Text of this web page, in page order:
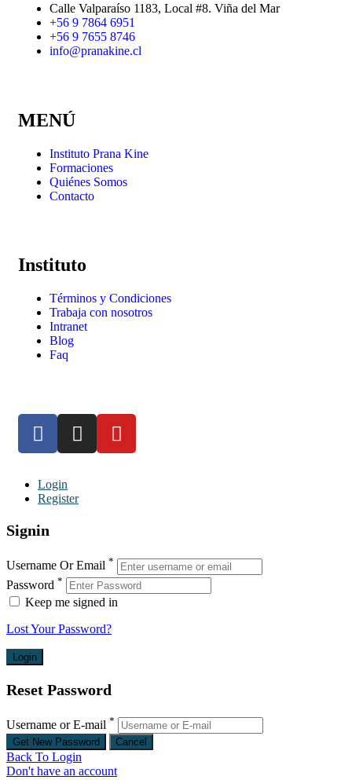
Calle Valparaíso 1183, Local #8. Viña del Mar
+56 9 7864 6951
+56 9 7655 8746
info@pranakine.cl
MENÚ
Instituto Prana Kine
Formaciones
Quiénes Somos
Contacto
Instituto
Términos y Condiciones
Trabaja con nosotros
Intranet
Blog
Faq
Login
Register
Signin
Username Or Email *
Password *
Keep me signed in
Lost Your Password?
Reset Password
Username or E-mail *
Back To Login
Don't have an account